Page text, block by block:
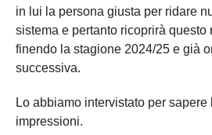
in lui la persona giusta per ridare
sistema e pertanto ricoprirà questo
finendo la stagione 2024/25 e già
successiva.
Lo abbiamo intervistato per sapere
impressioni.